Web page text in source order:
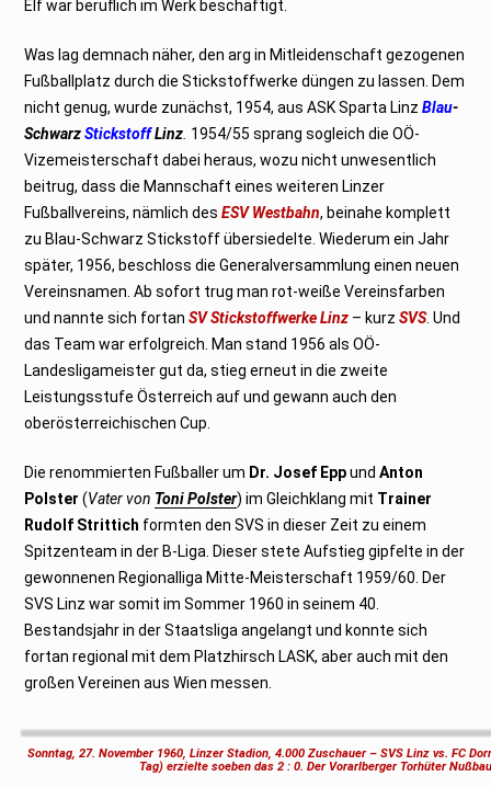
Elf war beruflich im Werk beschäftigt.
Was lag demnach näher, den arg in Mitleidenschaft gezogenen
Fußballplatz durch die Stickstoffwerke düngen zu lassen. Dem
nicht genug, wurde zunächst, 1954, aus ASK Sparta LinzBlau-
SchwarzStickstoffLinz 1954/55 sprang sogleich die OÖ-
Vizemeisterschaft dabei heraus, wozu nicht unwesentlich
beitrug, dass die Mannschaft eines weiteren Linzer
Fußballvereins, nämlich desESV Westbahn, beinahe komplett
zu Blau-Schwarz Stickstoff übersiedelte. Wiederum ein Jahr
später, 1956, beschloss die Generalversammlung einen neuen
Vereinsnamen. Ab sofort trug man rot-weiße Vereinsfarben
und nannte sich fortanSV Stickstoffwerke Linz – kurzSVS. Und
das Team war erfolgreich. Man stand 1956 als OÖ-
Landesligameister gut da, stieg erneut in die zweite
Leistungsstufe Österreich auf und gewann auch den
oberösterreichischen Cup.
Die renommierten Fußballer um Dr. Josef EppundAnton
Polster (Vater von Toni Polster) im Gleichklang mit Trainer
Rudolf Strittich formten den SVS in dieser Zeit zu einem
Spitzenteam in der B-Liga. Dieser stete Aufstieg gipfelte in der
gewonnenen Regionalliga Mitte-Meisterschaft 1959/60. Der
SVS Linz war somit im Sommer 1960 in seinem 40.
Bestandsjahr in der Staatsliga angelangt und konnte sich
fortan regional mit dem Platzhirsch LASK, aber auch mit den
großen Vereinen aus Wien messen.
Sonntag, 27. November 1960, Linzer Stadion, 4.000 Zuschauer – SVS Linz vs. FC
Tag) erzielte soeben das 2 : 0. Der Vorarlberger Torhüter